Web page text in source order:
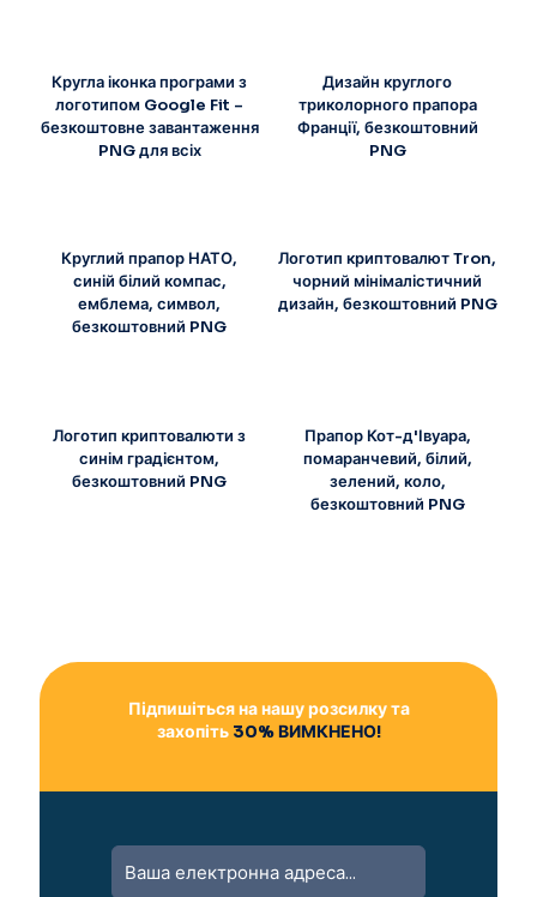
Кругла іконка програми з
логотипом Google Fit –
безкоштовне завантаження
PNG для всіх
Дизайн круглого
триколорного прапора
Франції, безкоштовний
PNG
Круглий прапор НАТО,
синій білий компас,
емблема, символ,
безкоштовний PNG
Логотип криптовалют Tron,
чорний мінімалістичний
дизайн, безкоштовний PNG
Логотип криптовалюти з
синім градієнтом,
безкоштовний PNG
Прапор Кот-д'Івуара,
помаранчевий, білий,
зелений, коло,
безкоштовний PNG
Підпишіться на нашу розсилку та
захопіть30% ВИМКНЕНО!